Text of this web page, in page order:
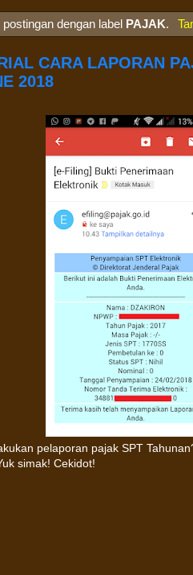
postingan dengan label PAJAK.
CARA LAPORAN
2018
pelaporan pajak SPT
simak! Cekidot!